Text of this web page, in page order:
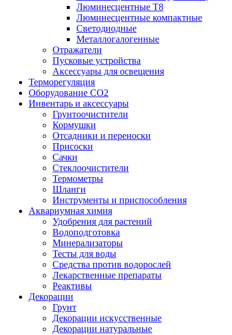
Люминесцентные T8
Люминесцентные компактные
Светодиодные
Металлогалогенные
Отражатели
Пусковые устройства
Аксессуары для освещения
Терморегуляция
Оборудование CO2
Инвентарь и аксессуары
Грунтоочистители
Кормушки
Отсадники и переноски
Присоски
Сачки
Стеклоочистители
Термометры
Шланги
Инструменты и приспособления
Аквариумная химия
Удобрения для растений
Водоподготовка
Минерализаторы
Тесты для воды
Средства против водорослей
Лекарственные препараты
Реактивы
Декорации
Грунт
Декорации искусственные
Декорации натуральные